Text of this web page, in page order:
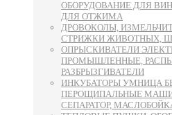
ОБОРУДОВАНИЕ ДЛЯ
ДЛЯ ОТЖИМА
ДРОВОКОЛЫ,
СТРИЖКИ ЖИВОТНЫХ,
ОПРЫСКИВАТЕЛИ
ПРОМЫШЛЕННЫЕ,
РАЗБРЫЗГИВАТЕЛИ
ИНКУБАТОРЫ УМНИЦА
ПЕРОЩИПАЛЬНЫЕ
СЕПАРАТОР,